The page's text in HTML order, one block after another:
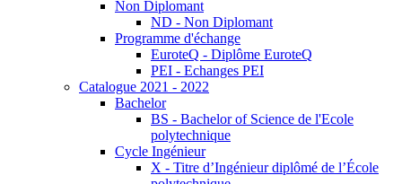
Non Diplomant
ND - Non Diplomant
Programme d'échange
EuroteQ - Diplôme EuroteQ
PEI - Echanges PEI
Catalogue 2021 - 2022
Bachelor
BS - Bachelor of Science de l'Ecole
polytechnique
Cycle Ingénieur
X - Titre d’Ingénieur diplômé de l’École